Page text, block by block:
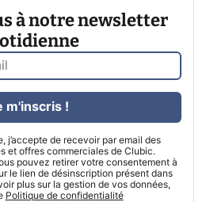
à notre newsletter
j’accepte de recevoir par email des
et offres commerciales de Clubic.
pouvez retirer votre consentement à
le lien de désinscription présent dans
plus sur la gestion de vos données,
Politique de confidentialité
m'inscris !